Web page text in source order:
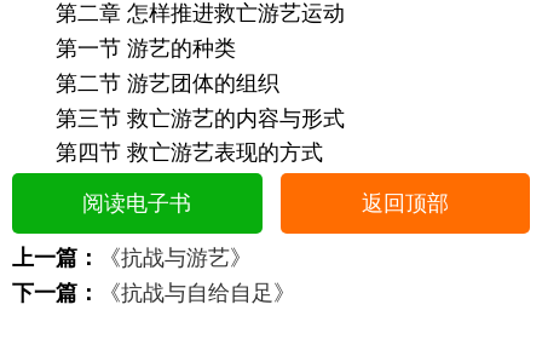
第二章 怎样推进救亡游艺运动
第一节 游艺的种类
第二节 游艺团体的组织
第三节 救亡游艺的内容与形式
第四节 救亡游艺表现的方式
阅读电子书 返回顶部
上一篇：
《抗战与游艺》
下一篇：
《抗战与自给自足》